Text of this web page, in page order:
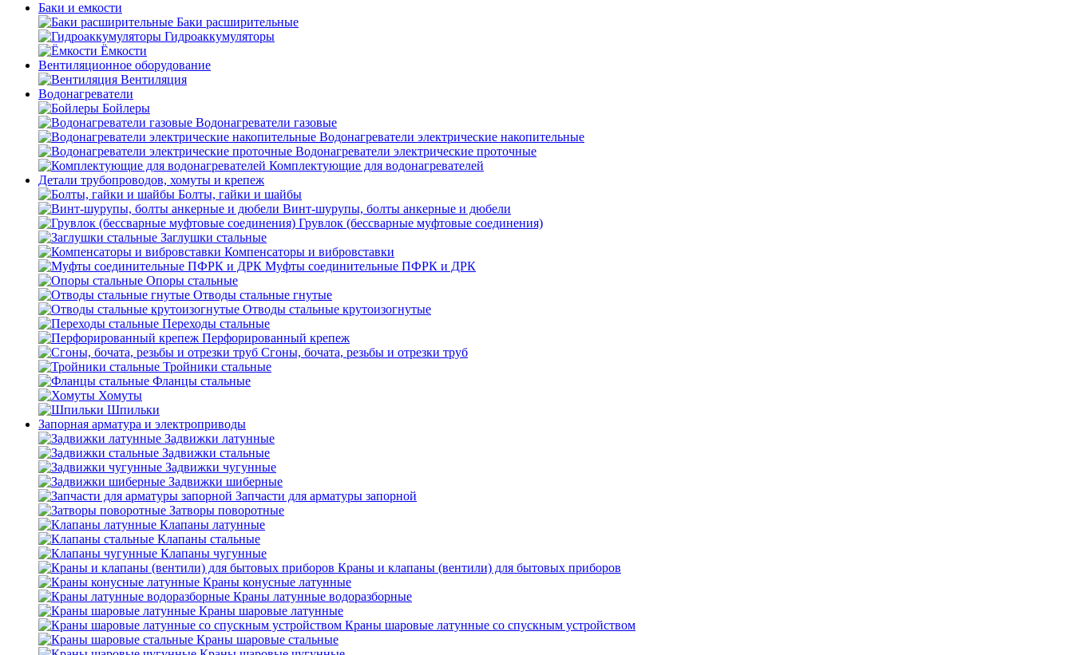
Баки и емкости
Баки расширительные
Гидроаккумуляторы
Ёмкости
Вентиляционное оборудование
Вентиляция
Водонагреватели
Бойлеры
Водонагреватели газовые
Водонагреватели электрические накопительные
Водонагреватели электрические проточные
Комплектующие для водонагревателей
Детали трубопроводов, хомуты и крепеж
Болты, гайки и шайбы
Винт-шурупы, болты анкерные и дюбели
Грувлок (бессварные муфтовые соединения)
Заглушки стальные
Компенсаторы и вибровставки
Муфты соединительные ПФРК и ДРК
Опоры стальные
Отводы стальные гнутые
Отводы стальные крутоизогнутые
Переходы стальные
Перфорированный крепеж
Сгоны, бочата, резьбы и отрезки труб
Тройники стальные
Фланцы стальные
Хомуты
Шпильки
Запорная арматура и электроприводы
Задвижки латунные
Задвижки стальные
Задвижки чугунные
Задвижки шиберные
Запчасти для арматуры запорной
Затворы поворотные
Клапаны латунные
Клапаны стальные
Клапаны чугунные
Краны и клапаны (вентили) для бытовых приборов
Краны конусные латунные
Краны латунные водоразборные
Краны шаровые латунные
Краны шаровые латунные со спускным устройством
Краны шаровые стальные